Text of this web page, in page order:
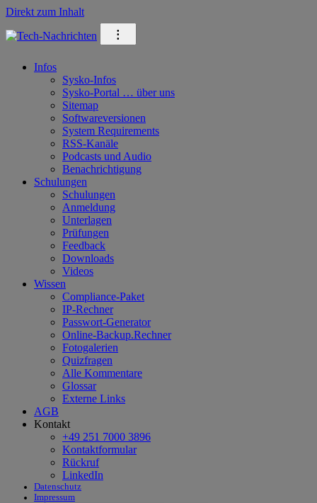
Direkt zum Inhalt
⁝
Infos
Sysko-Infos
Sysko-Portal … über uns
Sitemap
Softwareversionen
System Requirements
RSS-Kanäle
Podcasts und Audio
Benachrichtigung
Schulungen
Schulungen
Anmeldung
Unterlagen
Prüfungen
Feedback
Downloads
Videos
Wissen
Compliance-Paket
IP-Rechner
Passwort-Generator
Online-Backup.Rechner
Fotogalerien
Quizfragen
Alle Kommentare
Glossar
Externe Links
AGB
Kontakt
+49 251 7000 3896
Kontaktformular
Rückruf
LinkedIn
Datenschutz
Impressum